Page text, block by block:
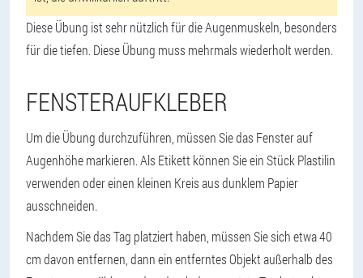
Diese Übung ist sehr nützlich für die Augenmuskeln, besonders
für die tiefen. Diese Übung muss mehrmals wiederholt werden.
FENSTERAUFKLEBER
Um die Übung durchzuführen, müssen Sie das Fenster auf
Augenhöhe markieren. Als Etikett können Sie ein Stück Plastilin
verwenden oder einen kleinen Kreis aus dunklem Papier
ausschneiden.
Nachdem Sie das Tag platziert haben, müssen Sie sich etwa 40
cm davon entfernen, dann ein entferntes Objekt außerhalb des